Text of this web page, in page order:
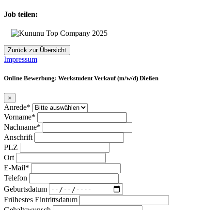
Job teilen:
Zurück zur Übersicht
Impressum
Online Bewerbung: Werkstudent Verkauf (m/w/d) Dießen
×
Anrede*
Vorname*
Nachname*
Anschrift
PLZ
Ort
E-Mail*
Telefon
Geburtsdatum
Frühestes Eintrittsdatum